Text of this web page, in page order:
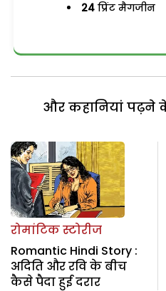
24 प्रिंट मैगजीन
और कहानियां पढ़ने
रोमांटिक स्टोरीज
Romantic Hindi Story :
अदिति और रवि के बीच
कैसे पैदा हुई दरार